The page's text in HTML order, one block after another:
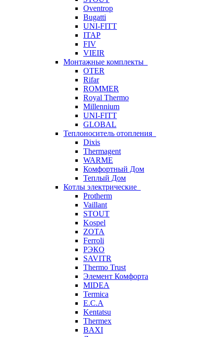
Oventrop
Bugatti
UNI-FITT
ITAP
FIV
VIEIR
Монтажные комплекты
OTER
Rifar
ROMMER
Royal Thermo
Millennium
UNI-FITT
GLOBAL
Теплоноситель отопления
Dixis
Thermagent
WARME
Комфортный Дом
Теплый Дом
Котлы электрические
Protherm
Vaillant
STOUT
Kospel
ZOTA
Ferroli
РЭКО
SAVITR
Thermo Trust
Элемент Комфорта
MIDEA
Termica
E.C.A
Kentatsu
Thermex
BAXI